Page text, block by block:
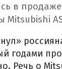
в
Mitsubishi
годами
Речь о